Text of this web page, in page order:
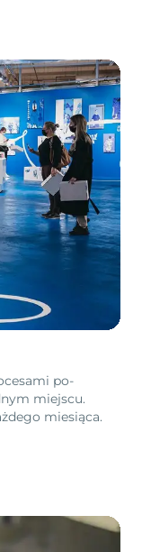
po-
miejscu.
miesiąca.